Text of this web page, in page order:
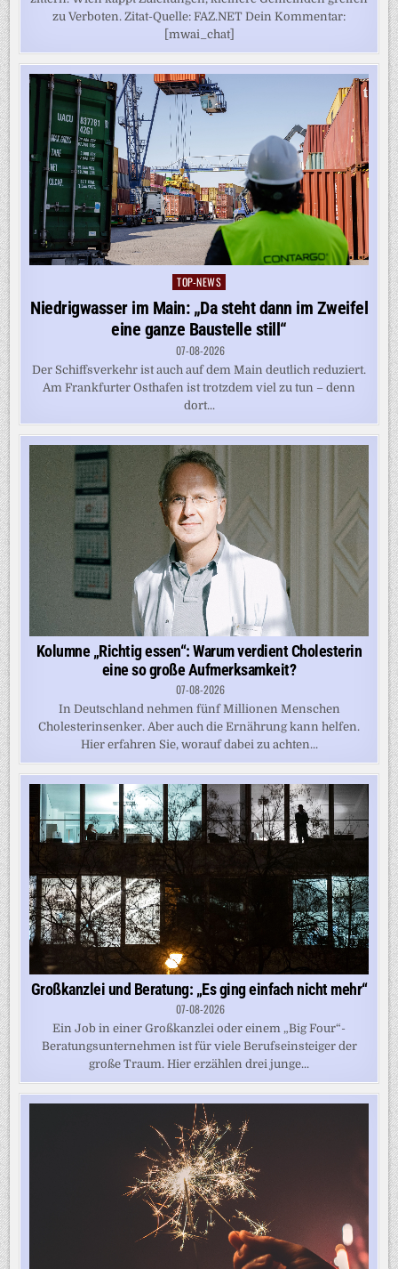
zu Verboten. Zitat-Quelle: FAZ.NET Dein Kommentar:
[mwai_chat]
Posted
in
TOP-NEWS
Niedrigwasser im Main: „Da steht dann im Zweifel
eine ganze Baustelle still“
07-08-2026
Der Schiffsverkehr ist auch auf dem Main deutlich reduziert.
Am Frankfurter Osthafen ist trotzdem viel zu tun – denn
dort...
Kolumne „Richtig essen“: Warum verdient Cholesterin
eine so große Aufmerksamkeit?
07-08-2026
In Deutschland nehmen fünf Millionen Menschen
Cholesterinsenker. Aber auch die Ernährung kann helfen.
Hier erfahren Sie, worauf dabei zu achten...
Großkanzlei und Beratung: „Es ging einfach nicht mehr“
07-08-2026
Ein Job in einer Großkanzlei oder einem „Big Four“-
Beratungsunternehmen ist für viele Berufseinsteiger der
große Traum. Hier erzählen drei junge...